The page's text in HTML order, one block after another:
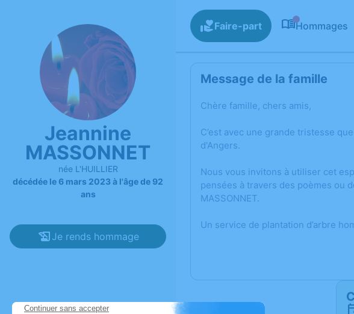
Jeannine
MASSONNET
née L'HUILLIER
décédée le 6 mars 2023 à l'âge de 92
ans
Je rends hommage
Faire-part Hommages
Message de la famille
Chère famille, chers amis,
C’est avec une grande tristesse
d'Angers.
Nous vous invitons à utiliser cet
pensées à travers des poèmes ou
MASSONNET.
Un service de plantation d’arbre